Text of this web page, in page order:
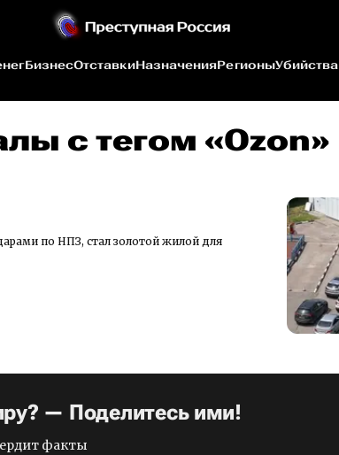
БизнесОтставкиНазначенияРегионыУбийства
c тегом «Ozon»
по НПЗ, стал золотой жилой для
— Поделитесь ими!
факты